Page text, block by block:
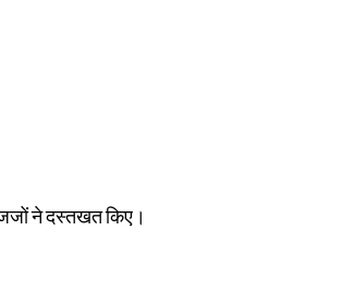
ने दस्तखत किए।